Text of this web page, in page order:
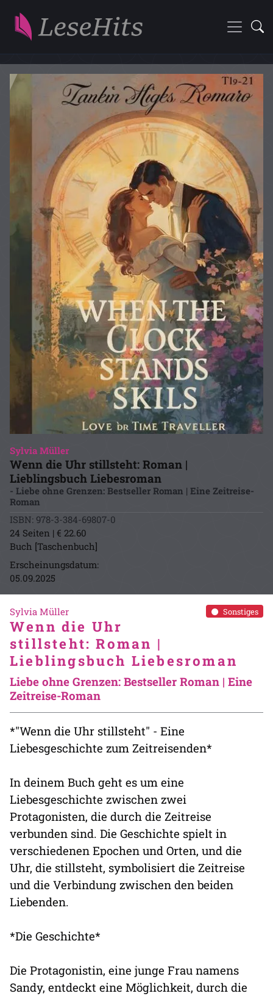
Sylvia Müller
Wenn die Uhr stillsteht: Roman |
Lieblingsbuch Liebesroman
- Liebe ohne Grenzen: Bestseller Roman | Eine Zeitreise-
Roman
ISBN: 978-3-384-69807-0
24 Seiten | € 22.60
Buch [Taschenbuch]
Erscheinungsdatum:
05.09.2025
Sonstiges
Sylvia Müller
Wenn die Uhr
stillsteht: Roman |
Lieblingsbuch Liebesroman
Liebe ohne Grenzen: Bestseller Roman | Eine
Zeitreise-Roman
*"Wenn die Uhr stillsteht" - Eine
Liebesgeschichte zum Zeitreisenden*
In deinem Buch geht es um eine
Liebesgeschichte zwischen zwei
Protagonisten, die durch die Zeitreise
verbunden sind. Die Geschichte spielt in
verschiedenen Epochen und Orten, und die
Uhr, die stillsteht, symbolisiert die Zeitreise
und die Verbindung zwischen den beiden
Liebenden.
*Die Geschichte*
Die Protagonistin, eine junge Frau namens
Sandy, entdeckt eine Möglichkeit, durch die